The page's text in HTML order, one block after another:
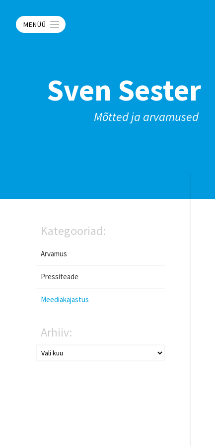
MENÜÜ
Sven Sester
Mõtted ja arvamused
Kategooriad:
Arvamus
Pressiteade
Meediakajastus
Arhiiv: